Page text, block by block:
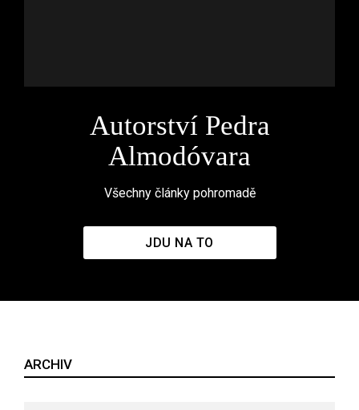
Autorství Pedra
Almodóvara
Všechny články pohromadě
JDU NA TO
ARCHIV